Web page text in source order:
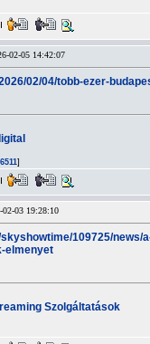
02-05 14:42:07
02/04/tobb-ezer-
]
03 19:28:10
109725/
elmenyet
Szolgáltatások